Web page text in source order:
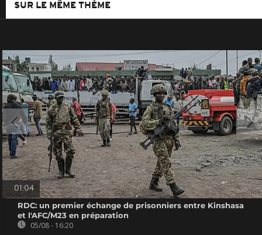
SUR LE MÊME THÈME
01:04
RDC: un premier échange de prisonniers entre Kinshasa
et l'AFC/M23 en préparation
05/08 - 16:20